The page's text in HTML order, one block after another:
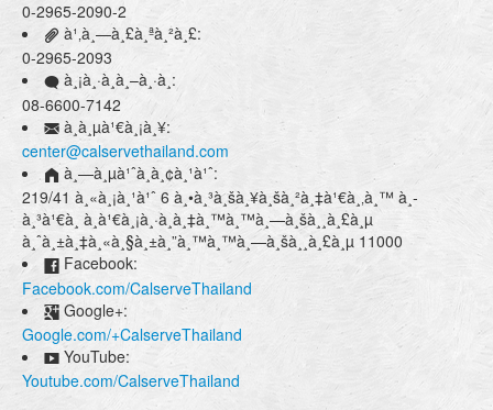
0-2965-2090-2
à¹‚à¸—à¸£à¸ªà¸²à¸£:
0-2965-2093
à¸¡à¸·à¸­à¸–à¸·à¸­:
08-6600-7142
à¸­à¸µà¹€à¸¡à¸¥:
center@calservethailand.com
à¸—à¸µà¹ˆà¸­à¸¢à¸¹à¹ˆ:
219/41 à¸«à¸¡à¸¹à¹ˆ 6 à¸•à¸³à¸šà¸¥à¸šà¸²à¸‡à¹€à¸‚à¸™ à¸­
à¸³à¹€à¸ à¸­à¹€à¸¡à¸·à¸­à¸‡à¸™à¸™à¸—à¸šà¸¸à¸£à¸µ
à¸ˆà¸±à¸‡à¸«à¸§à¸±à¸”à¸™à¸™à¸—à¸šà¸¸à¸£à¸µ 11000
Facebook:
Facebook.com/CalserveThailand
Google+:
Google.com/+CalserveThailand
YouTube:
Youtube.com/CalserveThailand